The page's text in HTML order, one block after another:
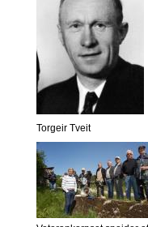
Torgeir Tveit